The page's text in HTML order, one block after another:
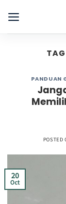
PANDUAN
POSTED
20
Oct